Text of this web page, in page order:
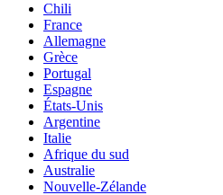
Chili
France
Allemagne
Grèce
Portugal
Espagne
États-Unis
Argentine
Italie
Afrique du sud
Australie
Nouvelle-Zélande